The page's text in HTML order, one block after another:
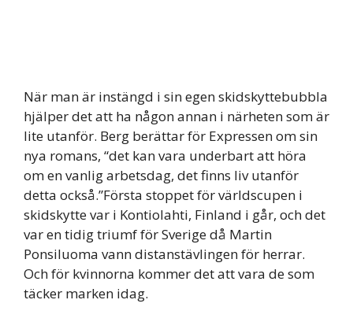
När man är instängd i sin egen skidskyttebubbla
hjälper det att ha någon annan i närheten som är
lite utanför. Berg berättar för Expressen om sin
nya romans, “det kan vara underbart att höra
om en vanlig arbetsdag, det finns liv utanför
detta också.”Första stoppet för världscupen i
skidskytte var i Kontiolahti, Finland i går, och det
var en tidig triumf för Sverige då Martin
Ponsiluoma vann distanstävlingen för herrar.
Och för kvinnorna kommer det att vara de som
täcker marken idag.